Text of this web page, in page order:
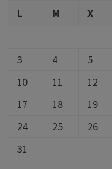
L
M X
3
4 5
10
11 12
17
18 19
24
25 26
31